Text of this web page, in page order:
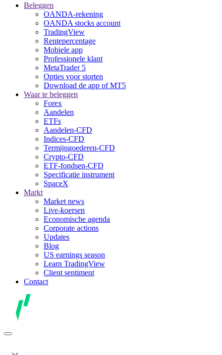
Beleggen
OANDA-rekening
OANDA stocks account
TradingView
Rentepercentage
Mobiele app
Professionele klant
MetaTrader 5
Opties voor storten
Download de app of MT5
Waar te beleggen
Forex
Aandelen
ETFs
Aandelen-CFD
Indices-CFD
Termijngoederen-CFD
Crypto-CFD
ETF-fondsen-CFD
Specificatie instrument
SpaceX
Markt
Market news
Live-koersen
Economische agenda
Corporate actions
Updates
Blog
US earnings season
Learn TradingView
Client sentiment
Contact